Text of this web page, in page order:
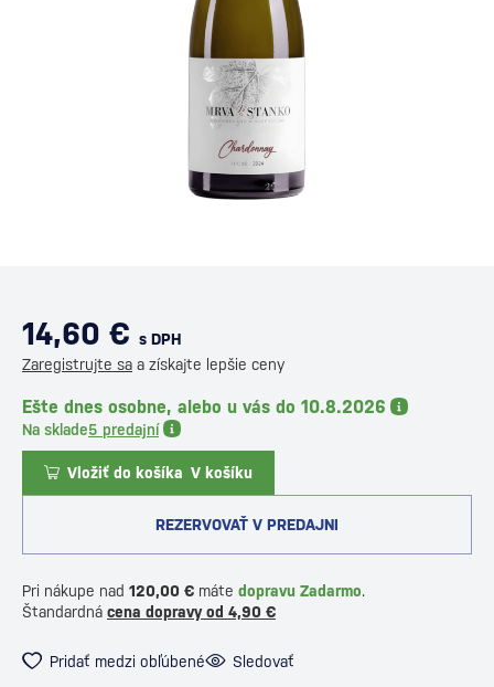
14,60 € s DPH
Zaregistrujte sa a získajte lepšie ceny
Ešte dnes osobne, alebo u vás do 10.8.2026
Na sklade5 predajní
Vložiť do košíka V košíku
REZERVOVAŤ V PREDAJNI
Pri nákupe nad 120,00 € máte dopravu Zadarmo.
Štandardná cena dopravy od 4,90 €
Pridať medzi obľúbené Sledovať